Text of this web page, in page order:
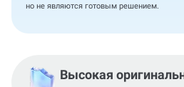
но не являются готовым решением.
Высокая